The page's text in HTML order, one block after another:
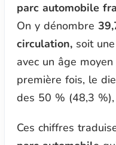
parc automobile
On y dénombre
circulation,soit une
avec un âge
première fois, le
des 50 % (48,3
Ces chiffres